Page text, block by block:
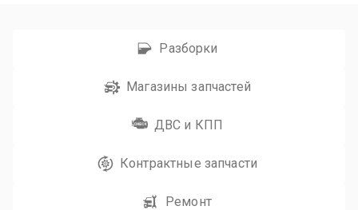
Разборки
Магазины запчастей
ДВС и КПП
Контрактные запчасти
Ремонт